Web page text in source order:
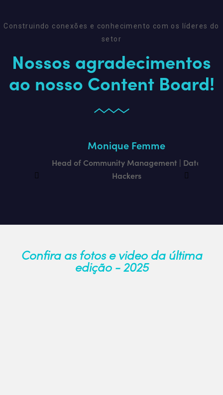
Construindo conexões e conhecimento com os líderes do
setor
Nossos agradecimentos
ao nosso Content Board!
Monique Femme
Head of Community Management | Data
Hackers
Confira as fotos e video da última
edição - 2025